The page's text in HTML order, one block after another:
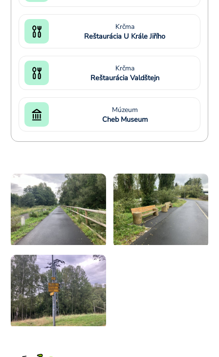
Krčma
Reštaurácia U Krále Jiřího
Krčma
Reštaurácia Valdštejn
Múzeum
Cheb Museum